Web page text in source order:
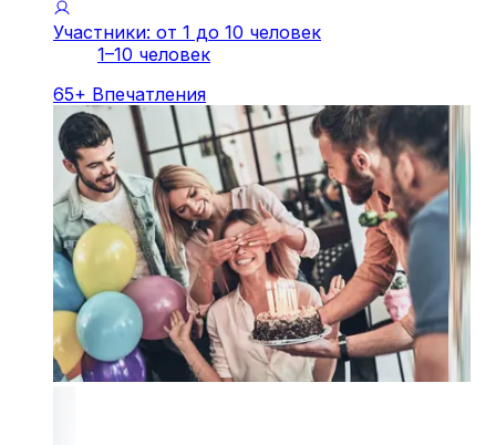
Участники: от 1 до 10 человек
1–10 человек
65+ Впечатления